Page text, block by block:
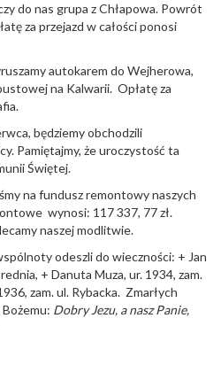
do nas grupa z Chłapowa. Powrót
za przejazd w całości ponosi
autokarem do Wejherowa,
na Kalwarii. Opłatę za
będziemy obchodzili
Pamiętajmy, że uroczystość ta
Świętej.
na fundusz remontowy naszych
wynosi: 117 337, 77 zł.
naszej modlitwie.
odeszli do wieczności: + Jan
+ Danuta Muza, ur. 1934, zam.
zam. ul. Rybacka. Zmarłych
Dobry Jezu, a nasz Panie,